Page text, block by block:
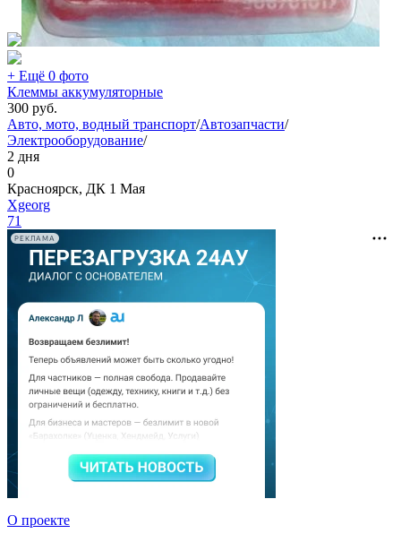
+ Ещё 0 фото
Клеммы аккумуляторные
300 руб.
Авто, мото, водный транспорт/Автозапчасти/
Электрооборудование/
2 дня
0
Красноярск, ДК 1 Мая
Xgeorg
71
РЕКЛАМА
О проекте